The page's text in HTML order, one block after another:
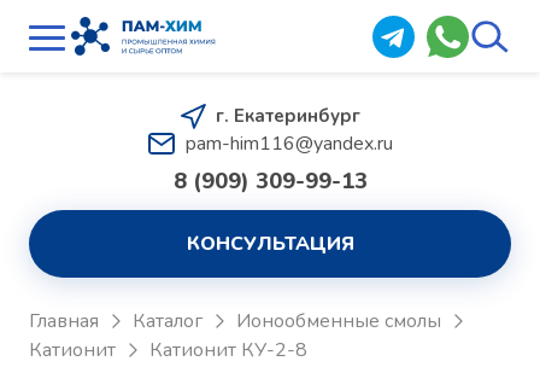
г. Екатеринбург
pam-him116@yandex.ru
8 (909) 309-99-13
КОНСУЛЬТАЦИЯ
Главная Каталог
Ионообменные смолы
Катионит
Катионит КУ-2-8